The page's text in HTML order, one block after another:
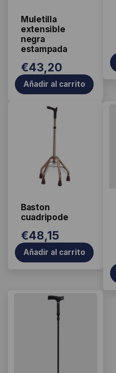
Muletilla
extensible
negra
estampada
€43,20
Añadir al carrito
Baston
cuadripode
€48,15
Añadir al carrito